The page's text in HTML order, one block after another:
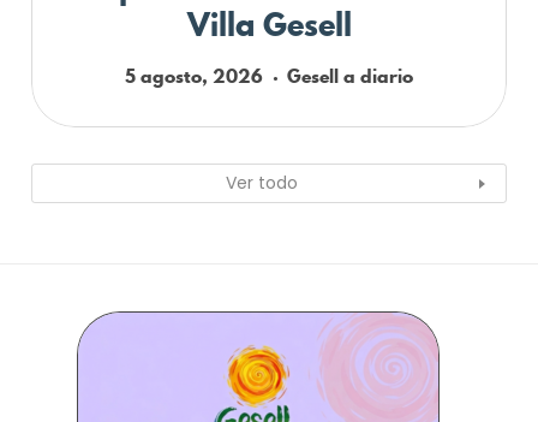
Villa Gesell
5 agosto, 2026 Gesell a diario
Ver todo